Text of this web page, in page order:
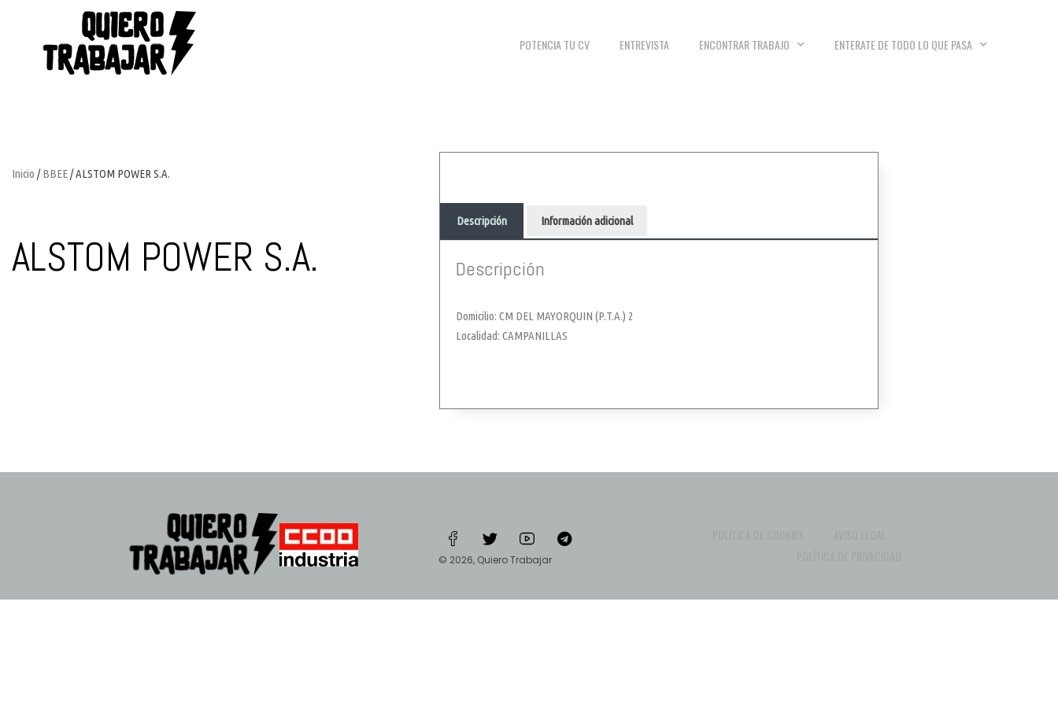
POTENCIA TU CV ENTREVISTA ENCONTRAR TRABAJO ENTERATE DE TODO LO QUE PASA
Inicio /BBEE/ ALSTOM POWER S.A.
ALSTOM POWER S.A.
Descripción Información adicional
Descripción
Domicilio: CM DEL MAYORQUIN (P.T.A.) 2
Localidad: CAMPANILLAS
© 2026, Quiero Trabajar